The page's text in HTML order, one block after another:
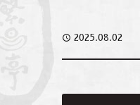
access_time 2025.08.02